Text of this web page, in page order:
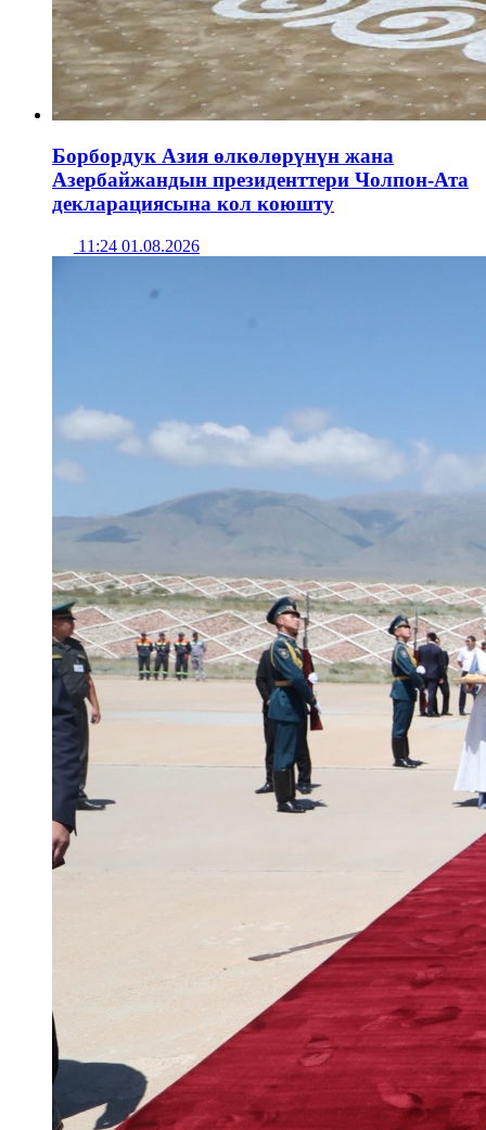
Борбордук Азия өлкөлөрүнүн жана
Азербайжандын президенттери Чолпон-Ата
декларациясына кол коюшту
11:24 01.08.2026